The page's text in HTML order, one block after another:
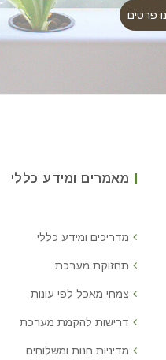
מאמרים ומידע כללי
מדריכים ומידע כללי
תחזוקת מערכת
צמחי מאכל לפי עונות
דרישות להקמת מערכת
מדיניות חנות ומשלוחים